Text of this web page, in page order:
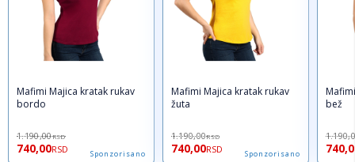
Mafimi Majica kratak rukav
bordo
1.190,00RSD
740,00RSD Sponzorisano
Mafimi Majica kratak rukav
žuta
1.190,00RSD
740,00RSD Sponzorisano
bež